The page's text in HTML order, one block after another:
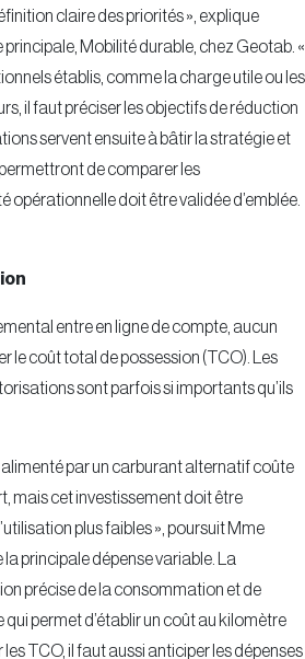
claire des priorités », explique
Mobilité durable, chez Geotab. «
établis, comme la charge utile ou les
il faut préciser les objectifs de réduction
servent ensuite à bâtir la stratégie et
de comparer les
opérationnelle doit être validée d’emblée.
entre en ligne de compte, aucun
le coût total de possession (TCO). Les
sont parfois si importants qu’ils
alimenté par un carburant alternatif coûte
mais cet investissement doit être
plus faibles », poursuit Mme
principale dépense variable. La
précise de la consommation et de
qui permet d’établir un coût au kilomètre
TCO, il faut aussi anticiper les dépenses